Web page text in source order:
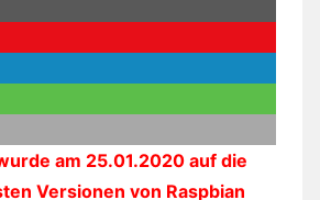
am 25.01.2020 auf die
Versionen von Raspbian